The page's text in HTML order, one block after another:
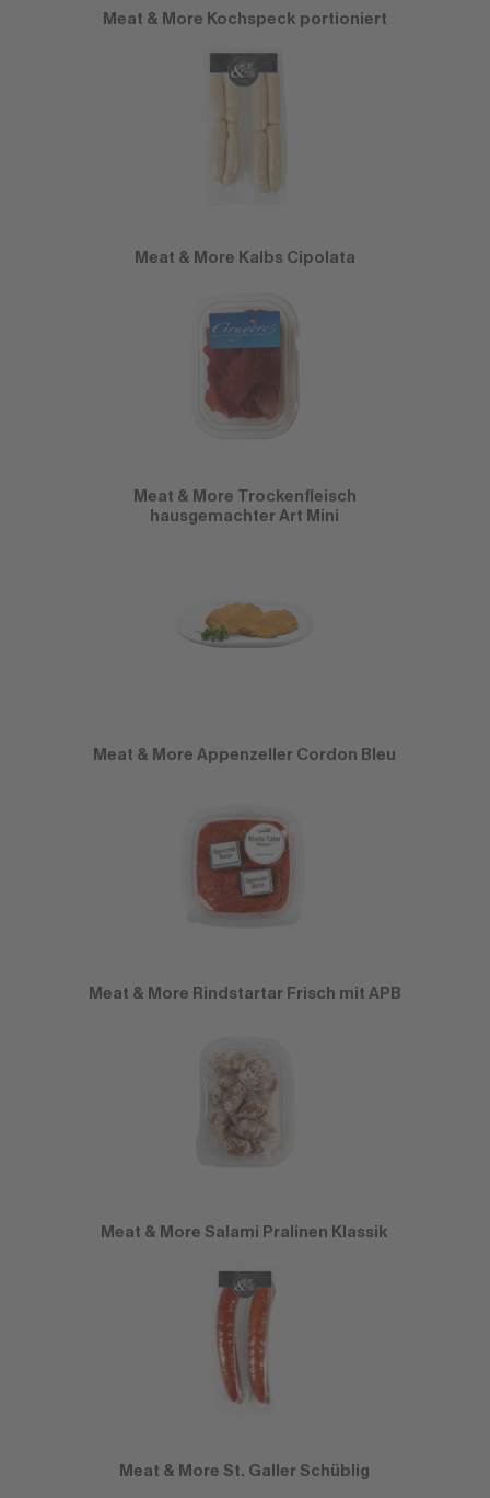
Meat & More Kochspeck portioniert
Meat & More Kalbs Cipolata
Meat & More Trockenfleisch
hausgemachter Art Mini
Meat & More Appenzeller Cordon Bleu
Meat & More Rindstartar Frisch mit APB
Meat & More Salami Pralinen Klassik
Meat & More St. Galler Schüblig